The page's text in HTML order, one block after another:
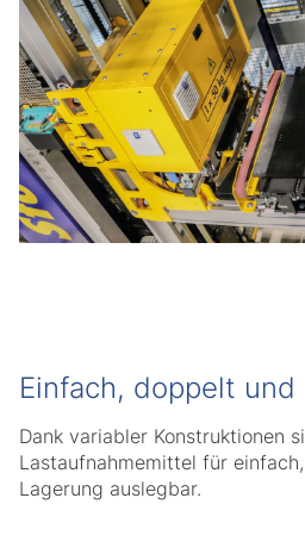
Einfach, doppelt
Dank variabler Konstruktionen
Lastaufnahmemittel für
Lagerung auslegbar.